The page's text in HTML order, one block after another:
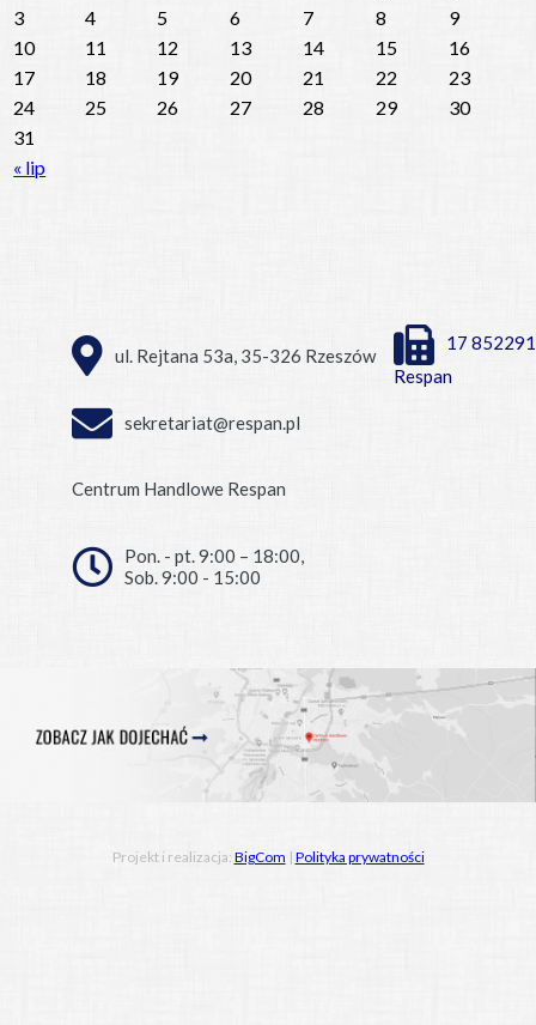
3
4 5 6 7 8
9
10
11 12 13 14 15
16
17
18 19 20 21 22
23
24
25 26 27 28 29
30
31
« lip
ul. Rejtana 53a, 35-326 Rzeszów
17
Respan
sekretariat@respan.pl
Centrum Handlowe Respan
Pon. - pt. 9:00 – 18:00,
Sob. 9:00 - 15:00
Projekt i realizacja: BigCom | Polityka prywatności